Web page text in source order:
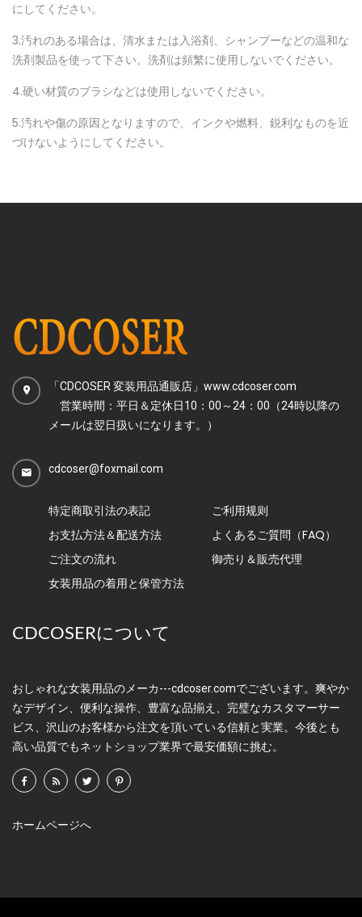
にしてください。
3.汚れのある場合は、清水または入浴剤、シャンプーなどの温和な
洗剤製品を使って下さい。洗剤は頻繁に使用しないでください。
4.硬い材質のブラシなどは使用しないでください。
5.汚れや傷の原因となりますので、インクや燃料、鋭利なものを近
づけないようにしてください。
「CDCOSER 変装用品通販店」www.cdcoser.com
営業時間：平日＆定休日10：00～24：00（24時以降の
メールは翌日扱いになります。）
cdcoser@foxmail.com
特定商取引法の表記
ご利用规则
お支払方法＆配送方法
よくあるご質問（FAQ）
ご注文の流れ
御売り＆販売代理
女装用品の着用と保管方法
CDCOSERについて
おしゃれな女装用品のメーカ---cdcoser.comでございます。爽やか
なデザイン、便利な操作、豊富な品揃え、完璧なカスタマーサー
ビス、沢山のお客様から注文を頂いている信頼と実業。今後とも
高い品質でもネットショップ業界で最安価額に挑む。
ホームページへ